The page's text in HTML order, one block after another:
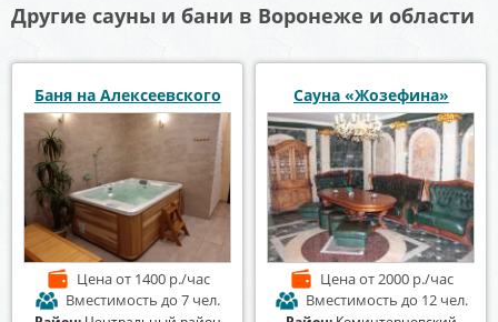
Другие сауны и бани в Воронеже и области
Баня на Алексеевского
Ценаот 1400 р./час
Вместимость до 7 чел.
Сауна «Жозефина»
Ценаот 2000 р./час
Вместимость до 12 чел.